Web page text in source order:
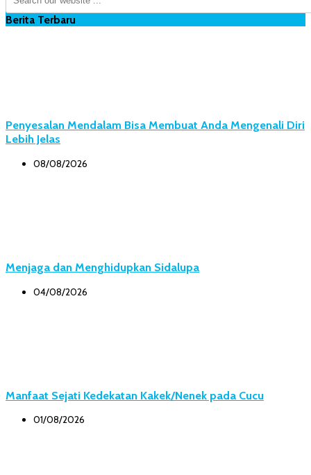
Berita Terbaru
Penyesalan Mendalam Bisa Membuat Anda Mengenali Diri
Lebih Jelas
08/08/2026
Menjaga dan Menghidupkan Sidalupa
04/08/2026
Manfaat Sejati Kedekatan Kakek/Nenek pada Cucu
01/08/2026